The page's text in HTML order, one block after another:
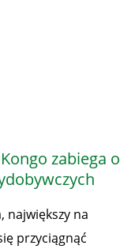
zabiega o
największy na
przyciągnąć